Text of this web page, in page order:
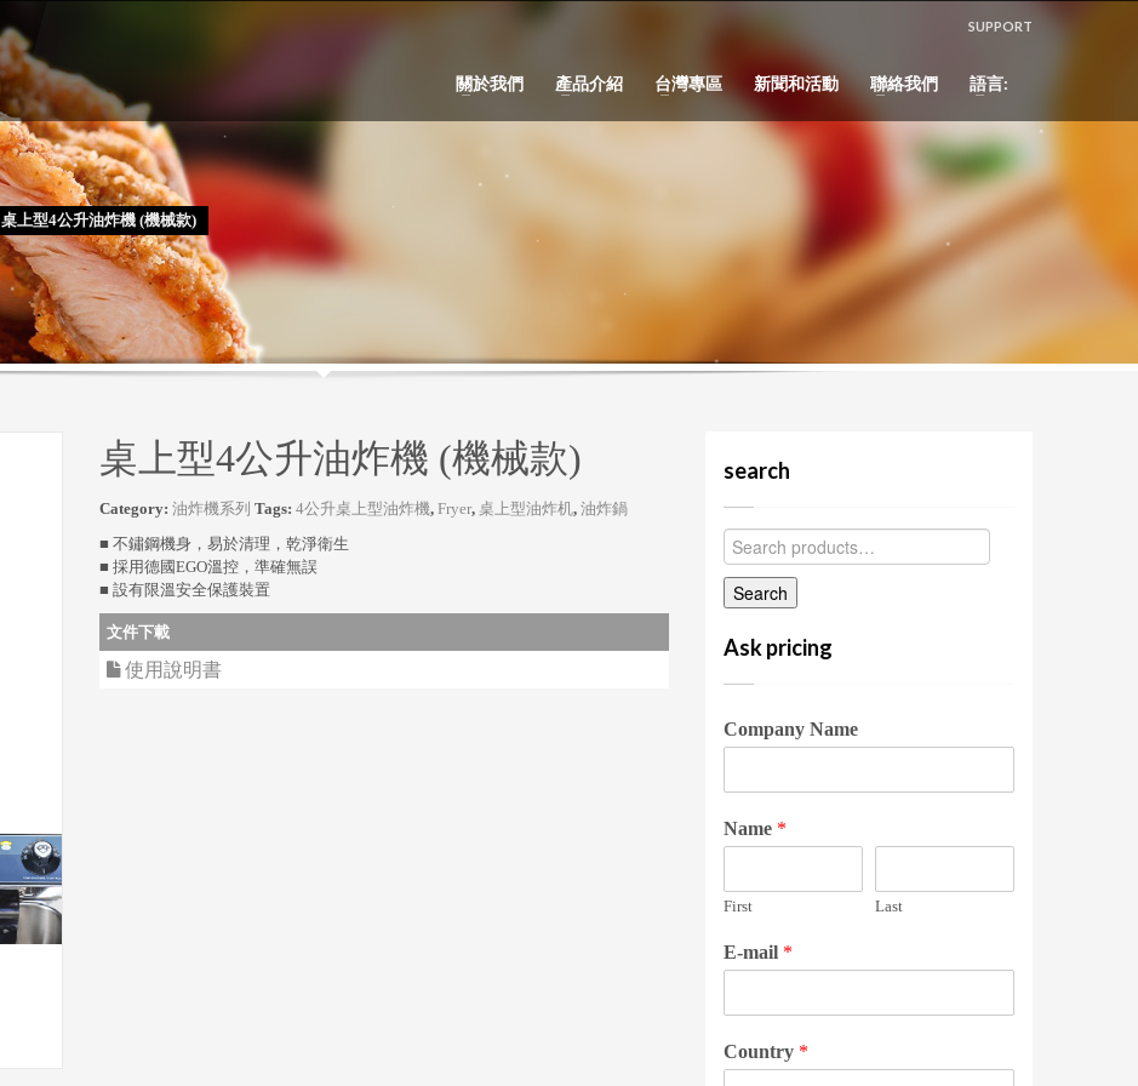
SUPPORT
關於我們 產品介紹 台灣專區 新聞和活動 聯絡我們 語言:
桌上型4公升油炸機 (機械款)
桌上型4公升油炸機 (機械款)
Category: 油炸機系列 Tags: 4公升桌上型油炸機, Fryer, 桌上型油炸机, 油炸鍋
■ 不鏽鋼機身，易於清理，乾淨衛生
■ 採用德國EGO溫控，準確無誤
■ 設有限溫安全保護裝置
文件下載
使用說明書
search
Ask pricing
Company Name
Name *
First Last
E-mail *
Country *